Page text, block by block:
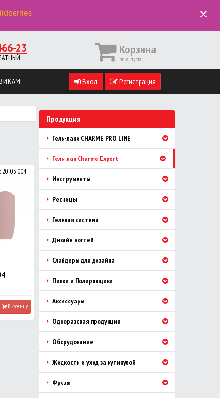
close
23 Корзина
пока пуста
Вход Регистрация
20-03-004
В корзину
Продукция
Гель-лаки CHARME PRO LINE
Гель-лак Charme Expert
Инструменты
Ресницы
Гелевая система
Дизайн ногтей
Слайдеры для дизайна
Пилки и Полировщики
Аксессуары
Одноразовая продукция
Оборудование
Жидкости и уход за кутикулой
Фрезы